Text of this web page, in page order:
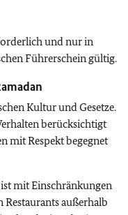
und nur in
Führerschein gültig.
Kultur und Gesetze.
berücksichtigt
mit Respekt begegnet
mit Einschränkungen
Restaurants außerhalb